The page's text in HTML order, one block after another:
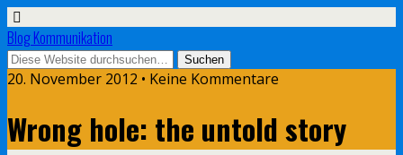
Blog Kommunikation
20. November 2012 • Keine Kommentare
Wrong hole: the untold story